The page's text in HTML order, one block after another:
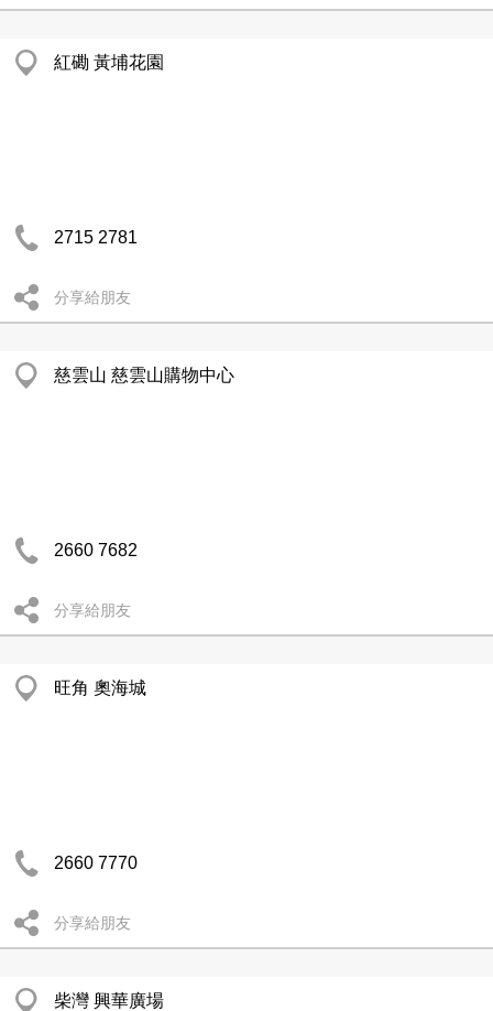
紅磡 黃埔花園
2715 2781
分享給朋友
慈雲山 慈雲山購物中心
2660 7682
分享給朋友
旺角 奧海城
2660 7770
分享給朋友
柴灣 興華廣場